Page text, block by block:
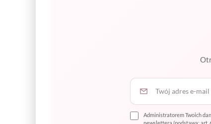
Twój adres e-mail
Administratorem Twoich
newslettera (podstawa: art.